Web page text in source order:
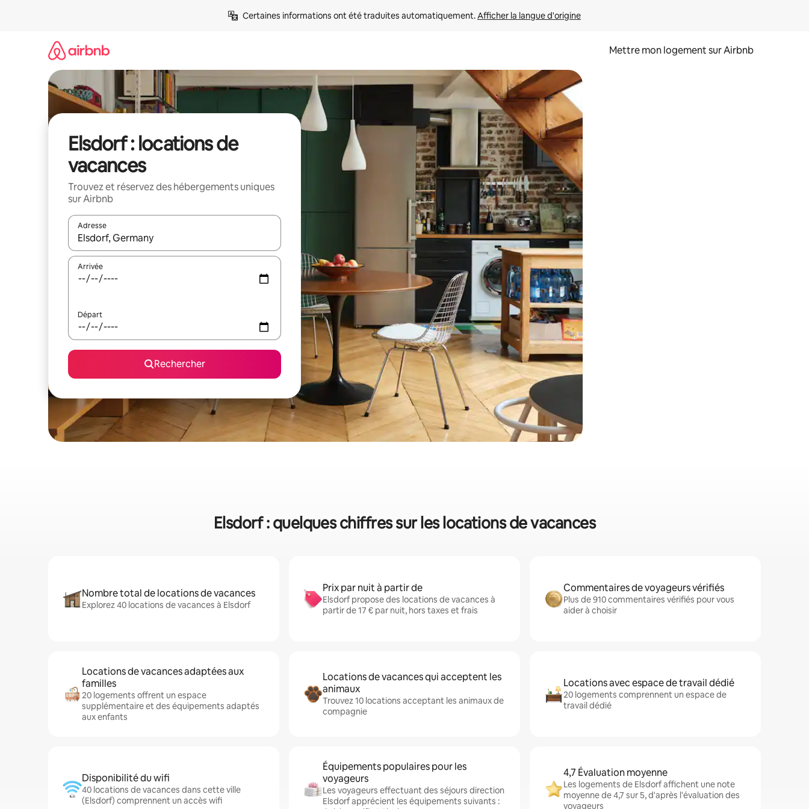
Certaines informations ont été traduites automatiquement. Afficher la langue d'origine
Mettre mon logement sur Airbnb
Elsdorf : locations de
vacances
Trouvez et réservez des hébergements uniques
sur Airbnb
Adresse
Lorsque les résultats s'affichent, utilisez les flèches vers le haut et vers le bas pour les parcourir ou en appuyant et en faisant glisser.
Arrivée
Départ
Rechercher
Elsdorf : quelques chiffres sur les locations de vacances
Nombre total de locations de vacances
Explorez 40 locations de vacances à Elsdorf
Prix par nuit à partir de
Elsdorf propose des locations de vacances à
partir de 17 € par nuit, hors taxes et frais
Commentaires de voyageurs vérifiés
Plus de 910 commentaires vérifiés pour vous
aider à choisir
Locations de vacances adaptées aux
familles
20 logements offrent un espace
supplémentaire et des équipements adaptés
aux enfants
Locations de vacances qui acceptent les
animaux
Trouvez 10 locations acceptant les animaux de
compagnie
Locations avec espace de travail dédié
20 logements comprennent un espace de
travail dédié
Disponibilité du wifi
40 locations de vacances dans cette ville
(Elsdorf) comprennent un accès wifi
Équipements populaires pour les
voyageurs
Les voyageurs effectuant des séjours direction
Elsdorf apprécient les équipements suivants :
4,7 Évaluation moyenne
Les logements de Elsdorf affichent une note
moyenne de 4,7 sur 5, d'après l'évaluation des
voyageurs